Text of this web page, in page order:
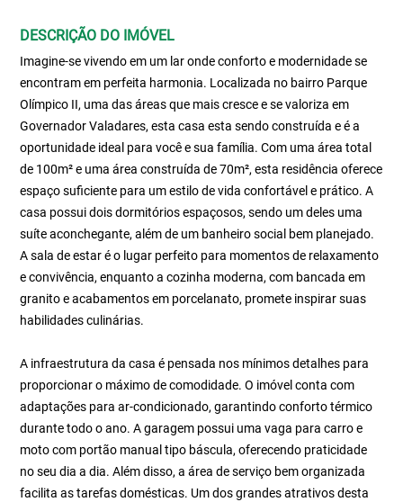
DESCRIÇÃO DO IMÓVEL
Imagine-se vivendo em um lar onde conforto e modernidade se
encontram em perfeita harmonia. Localizada no bairro Parque
Olímpico II, uma das áreas que mais cresce e se valoriza em
Governador Valadares, esta casa esta sendo construída e é a
oportunidade ideal para você e sua família. Com uma área total
de 100m² e uma área construída de 70m², esta residência oferece
espaço suficiente para um estilo de vida confortável e prático. A
casa possui dois dormitórios espaçosos, sendo um deles uma
suíte aconchegante, além de um banheiro social bem planejado.
A sala de estar é o lugar perfeito para momentos de relaxamento
e convivência, enquanto a cozinha moderna, com bancada em
granito e acabamentos em porcelanato, promete inspirar suas
habilidades culinárias.
A infraestrutura da casa é pensada nos mínimos detalhes para
proporcionar o máximo de comodidade. O imóvel conta com
adaptações para ar-condicionado, garantindo conforto térmico
durante todo o ano. A garagem possui uma vaga para carro e
moto com portão manual tipo báscula, oferecendo praticidade
no seu dia a dia. Além disso, a área de serviço bem organizada
facilita as tarefas domésticas. Um dos grandes atrativos desta